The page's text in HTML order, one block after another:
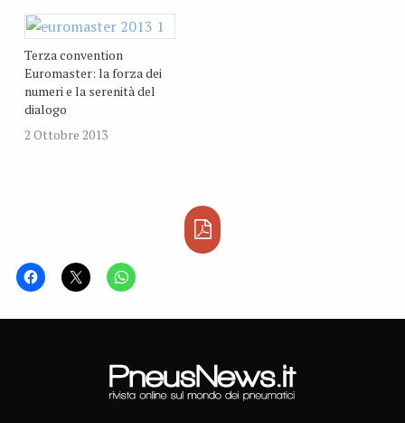
paese, è passato ad un
nuovo importante incarico
a livello europeo. A
raccogliere l’importante
eredità lasciata da
Vanengelandt, dal 1°
gennaio 2012, c'è Martial
Terza convention
Euromaster: la forza dei
numeri e la serenità del
dialogo
2 Ottobre 2013